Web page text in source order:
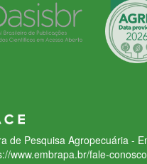
de Pesquisa Agropecuária -
www.embrapa.br/fale-conosco